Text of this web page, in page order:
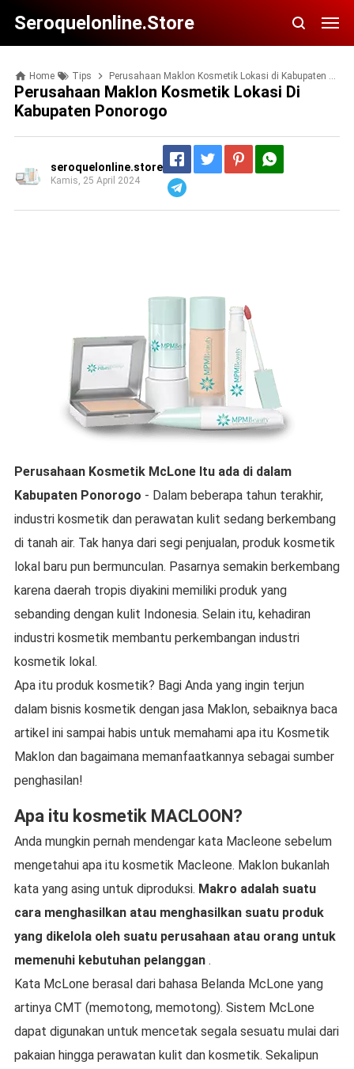
Seroquelonline.store
Home Tips Perusahaan Maklon Kosmetik Lokasi di Kabupaten Ponorogo
Perusahaan Maklon Kosmetik Lokasi Di
Kabupaten Ponorogo
seroquelonline.store
Kamis, 25 April 2024
Perusahaan Kosmetik McLone Itu ada di dalam
Kabupaten Ponorogo - Dalam beberapa tahun terakhir,
industri kosmetik dan perawatan kulit sedang berkembang
di tanah air. Tak hanya dari segi penjualan, produk kosmetik
lokal baru pun bermunculan. Pasarnya semakin berkembang
karena daerah tropis diyakini memiliki produk yang
sebanding dengan kulit Indonesia. Selain itu, kehadiran
industri kosmetik membantu perkembangan industri
kosmetik lokal.
Apa itu produk kosmetik? Bagi Anda yang ingin terjun
dalam bisnis kosmetik dengan jasa Maklon, sebaiknya baca
artikel ini sampai habis untuk memahami apa itu Kosmetik
Maklon dan bagaimana memanfaatkannya sebagai sumber
penghasilan!
Apa itu kosmetik MACLOON?
Anda mungkin pernah mendengar kata Macleone sebelum
mengetahui apa itu kosmetik Macleone. Maklon bukanlah
kata yang asing untuk diproduksi. Makro adalah suatu
cara menghasilkan atau menghasilkan suatu produk
yang dikelola oleh suatu perusahaan atau orang untuk
memenuhi kebutuhan pelanggan.
Kata McLone berasal dari bahasa Belanda McLone yang
artinya CMT (memotong, memotong). Sistem McLone
dapat digunakan untuk mencetak segala sesuatu mulai dari
pakaian hingga perawatan kulit dan kosmetik. Sekalipun